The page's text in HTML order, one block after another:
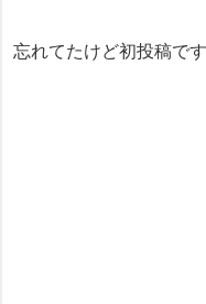
忘れてたけど初投稿で